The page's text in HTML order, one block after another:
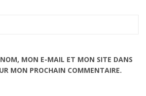
NOM, MON E-MAIL ET MON SITE DANS
MON PROCHAIN COMMENTAIRE.